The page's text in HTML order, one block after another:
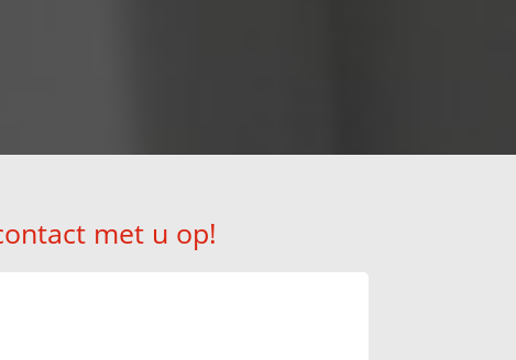
met u op!